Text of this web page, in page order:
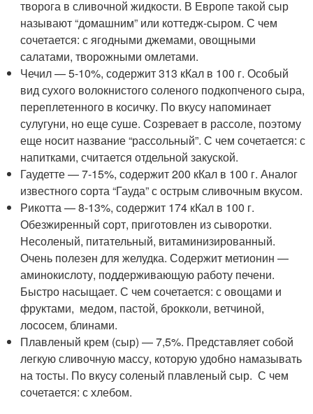
творога в сливочной жидкости. В Европе такой сыр
называют “домашним” или коттедж-сыром. С чем
сочетается: с ягодными джемами, овощными
салатами, творожными омлетами.
Чечил — 5-10%, содержит 313 кКал в 100 г. Особый
вид сухого волокнистого соленого подкопченого сыра,
переплетенного в косичку. По вкусу напоминает
сулугуни, но еще суше. Созревает в рассоле, поэтому
еще носит название “рассольный”. С чем сочетается: с
напитками, считается отдельной закуской.
Гаудетте — 7-15%, содержит 200 кКал в 100 г. Аналог
известного сорта “Гауда” с острым сливочным вкусом.
Рикотта — 8-13%, содержит 174 кКал в 100 г.
Обезжиренный сорт, приготовлен из сыворотки.
Несоленый, питательный, витаминизированный.
Очень полезен для желудка. Содержит метионин —
аминокислоту, поддерживающую работу печени.
Быстро насыщает. С чем сочетается: с овощами и
фруктами, медом, пастой, брокколи, ветчиной,
лососем, блинами.
Плавленый крем (сыр) — 7,5%. Представляет собой
легкую сливочную массу, которую удобно намазывать
на тосты. По вкусу соленый плавленый сыр. С чем
сочетается: с хлебом.